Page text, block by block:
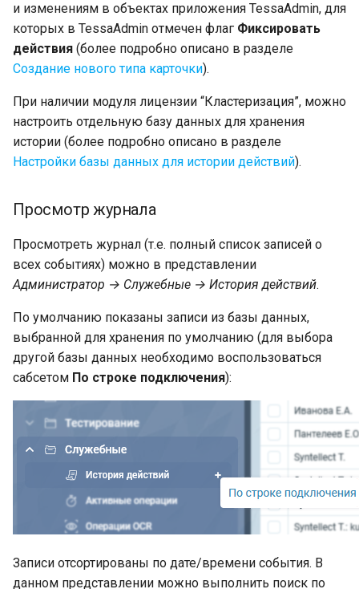
и изменениям в объектах приложения TessaAdmin, для
которых в TessaAdmin отмечен флаг Фиксировать
действия (более подробно описано в разделе
Создание нового типа карточки).
При наличии модуля лицензии “Кластеризация”, можно
настроить отдельную базу данных для хранения
истории (более подробно описано в разделе
Настройки базы данных для истории действий).
Просмотр журнала
Просмотреть журнал (т.е. полный список записей о
всех событиях) можно в представлении
Администратор → Служебные → История действий.
По умолчанию показаны записи из базы данных,
выбранной для хранения по умолчанию (для выбора
другой базы данных необходимо воспользоваться
сабсетом По строке подключения):
Записи отсортированы по дате/времени события. В
данном представлении можно выполнить поиск по